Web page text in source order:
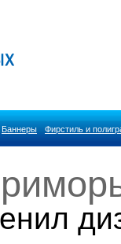
Баннеры Фирстиль и